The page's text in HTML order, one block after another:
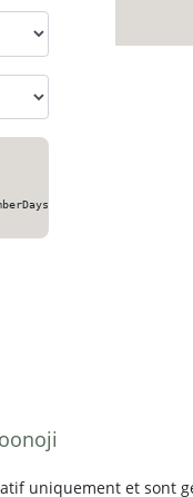
uniquement et sont